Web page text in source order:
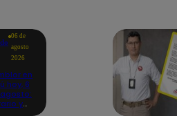
06 de
agosto
2026
en
hoy, 6
y